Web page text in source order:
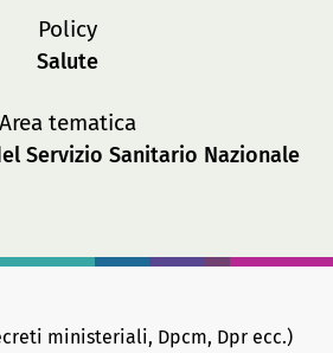
Policy
Salute
Area tematica
Servizio Sanitario Nazionale
ministeriali, Dpcm, Dpr ecc.)